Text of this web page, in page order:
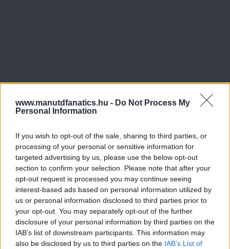
www.manutdfanatics.hu - Do Not Process My
Personal Information
If you wish to opt-out of the sale, sharing to third parties, or
processing of your personal or sensitive information for
targeted advertising by us, please use the below opt-out
section to confirm your selection. Please note that after your
opt-out request is processed you may continue seeing
interest-based ads based on personal information utilized by
us or personal information disclosed to third parties prior to
your opt-out. You may separately opt-out of the further
disclosure of your personal information by third parties on the
IAB’s list of downstream participants. This information may
also be disclosed by us to third parties on the IAB’s List of